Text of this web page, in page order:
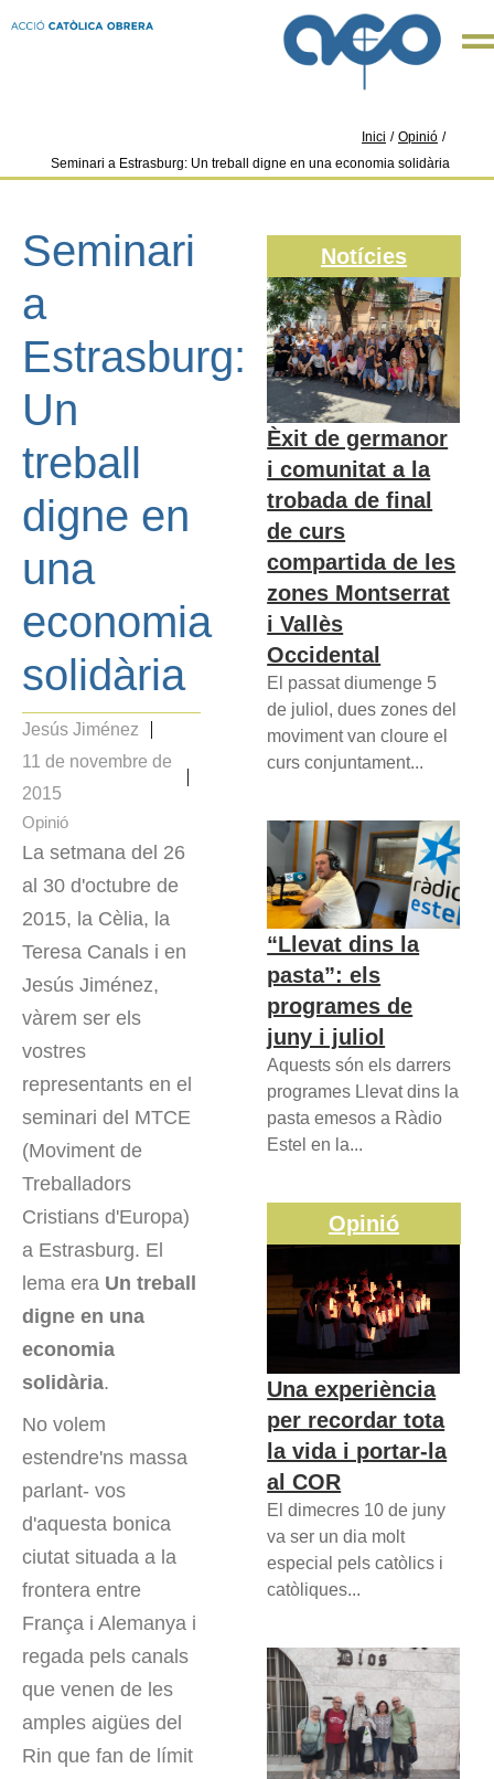
Inici / Opinió /
Seminari a Estrasburg: Un treball digne en una economia solidària
Seminari
a
Estrasburg:
Un
treball
digne en
una
economia
solidària
Jesús Jiménez
11 de novembre de
2015
Opinió
La setmana del 26
al 30 d'octubre de
2015, la Cèlia, la
Teresa Canals i en
Jesús Jiménez,
vàrem ser els
vostres
representants en el
seminari del MTCE
(Moviment de
Treballadors
Cristians d'Europa)
a Estrasburg. El
lema era Un treball
digne en una
economia
solidària.
No volem
estendre'ns massa
parlant- vos
d'aquesta bonica
ciutat situada a la
frontera entre
França i Alemanya i
regada pels canals
que venen de les
amples aigües del
Rin que fan de límit
Notícies
Èxit de germanor
i comunitat a la
trobada de final
de curs
compartida de les
zones Montserrat
i Vallès
Occidental
El passat diumenge 5
de juliol, dues zones del
moviment van cloure el
curs conjuntament...
“Llevat dins la
pasta”: els
programes de
juny i juliol
Aquests són els darrers
programes Llevat dins la
pasta emesos a Ràdio
Estel en la...
Opinió
Una experiència
per recordar tota
la vida i portar-la
al COR
El dimecres 10 de juny
va ser un dia molt
especial pels catòlics i
catòliques...